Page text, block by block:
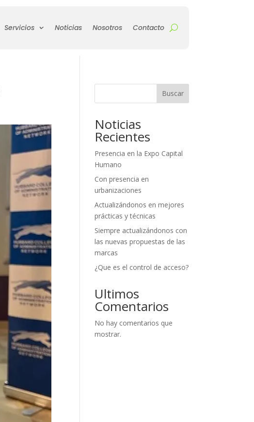
Servicios Noticias Nosotros Contacto
Buscar
Noticias
Recientes
Presencia en la Expo Capital
Humano
Con presencia en
urbanizaciones
Actualizándonos en mejores
prácticas y técnicas
Siempre actualizándonos con
las nuevas propuestas de las
marcas
¿Que es el control de acceso?
Ultimos
Comentarios
No hay comentarios que
mostrar.